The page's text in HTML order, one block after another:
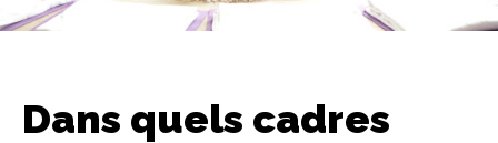
Dans quels cadres